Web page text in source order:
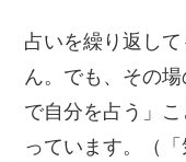
占いを繰り返し
ん。でも、その
で自分を占う」
っています。（